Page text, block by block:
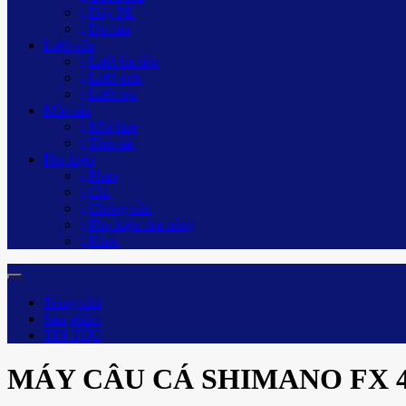
Dây PE
Dù câu
Lưỡi câu
Lưỡi ba tiêu
Lưỡi đơn
Lưỡi lục
Mồi câu
Mồi lure
Thìa sắt
Phụ kiện
Phao
Chì
Chống cần
Phụ kiện che nắng
Khác
Trang chủ
Sản phẩm
TIN TỨC
MÁY CÂU CÁ SHIMANO FX